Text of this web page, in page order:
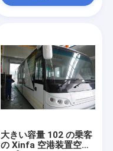
大きい容量 102 の乗客
の Xinfa 空港装置空港